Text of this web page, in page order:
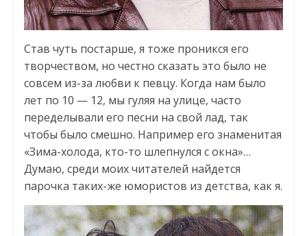
Став чуть постарше, я тоже проникся его
творчеством, но честно сказать это было не
совсем из-за любви к певцу. Когда нам было
лет по 10 — 12, мы гуляя на улице, часто
переделывали его песни на свой лад, так
чтобы было смешно. Например его знаменитая
«Зима-холода, кто-то шлепнулся с окна»…
Думаю, среди моих читателей найдется
парочка таких-же юмористов из детства, как я.